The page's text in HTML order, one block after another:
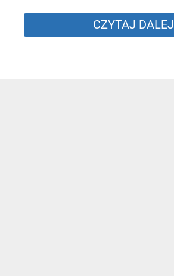
CZYTAJ DALEJ